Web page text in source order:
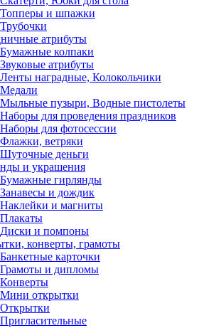
Топперы и шпажки
Трубочки
атрибуты
Бумажные колпаки
Звуковые атрибуты
Ленты наградные, Колокольчики
Медали
Мыльные пузыри, Водные пистолеты
Наборы для проведения праздников
Наборы для фотосессии
Флажки, ветряки
Шуточные деньги
и украшения
Бумажные гирлянды
Занавесы и дождик
Наклейки и магниты
Плакаты
Диски и помпоны
конверты, грамоты
Банкетные карточки
Грамоты и дипломы
Конверты
Мини открытки
Открытки
Пригласительные